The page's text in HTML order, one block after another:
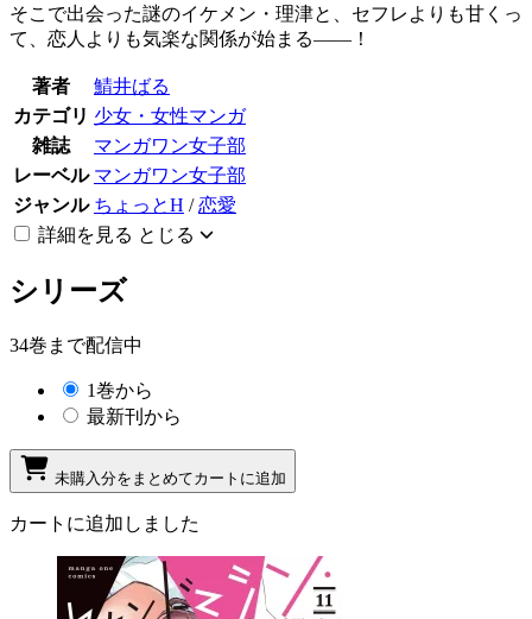
そこで出会った謎のイケメン・理津と、セフレよりも甘くっ
て、恋人よりも気楽な関係が始まる――！
著者
鯖井ばる
カテゴリ 少女・女性マンガ
雑誌
マンガワン女子部
レーベル マンガワン女子部
ジャンル ちょっとH /恋愛
詳細を見る とじる
シリーズ
34巻まで配信中
1巻から
最新刊から
未購入分をまとめてカートに追加
カートに追加しました